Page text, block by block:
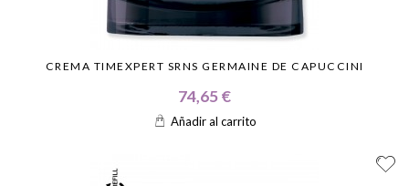
CREMA TIMEXPERT SRNS GERMAINE DE CAPUCCINI
74,65 €
Añadir al carrito